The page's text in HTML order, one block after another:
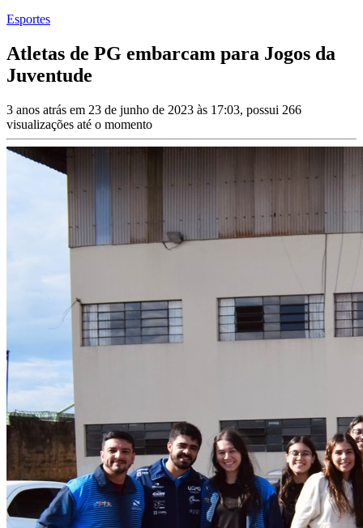
Esportes
Atletas de PG embarcam para Jogos da
Juventude
3 anos atrás em 23 de junho de 2023 às 17:03, possui 266
visualizações até o momento